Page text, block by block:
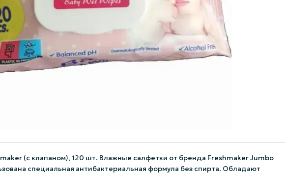
(с клапаном), 120 шт. Влажные салфетки от бренда Freshmaker Jumbo
специальная антибактериальная формула без спирта. Обладают